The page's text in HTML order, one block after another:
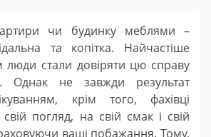
чи будинку меблями –
та копітка. Найчастіше
люди стали довіряти цю справу
Однак не завжди результат
крім того, фахівці
погляд, на свій смак і свій
ваші побажання. Тому,